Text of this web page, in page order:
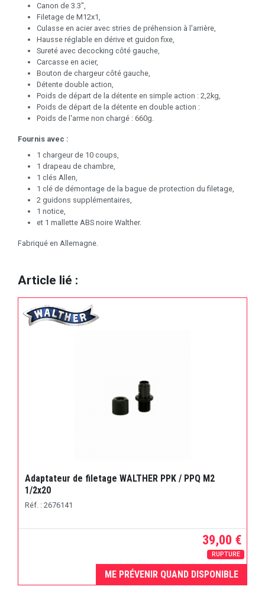
Canon de 3.3",
Filetage de M12x1,
Culasse en acier avec stries de préhension à l'arrière,
Hausse réglable en dérive et guidon fixe,
Sureté avec decocking côté gauche,
Carcasse en acier,
Bouton de chargeur côté gauche,
Détente double action,
Poids de départ de la détente en simple action : 2,2kg,
Poids de départ de la détente en double action :
Poids de l'arme non chargé : 660g.
Fournis avec :
1 chargeur de 10 coups,
1 drapeau de chambre,
1 clés Allen,
1 clé de démontage de la bague de protection du filetage,
2 guidons supplémentaires,
1 notice,
et 1 mallette ABS noire Walther.
Fabriqué en Allemagne.
Article lié :
Adaptateur de filetage WALTHER PPK / PPQ M2
1/2x20
Réf. : 2676141
39,00 €
RUPTURE
ME PRÉVENIR QUAND DISPONIBLE